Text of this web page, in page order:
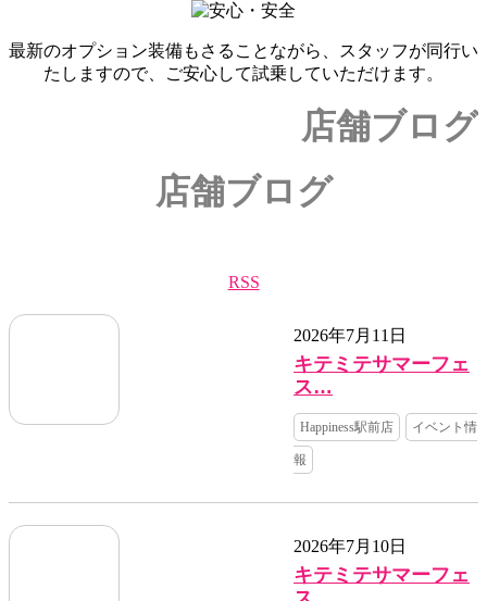
最新のオプション装備もさることながら、スタッフが同行い
たしますので、ご安心して試乗していただけます。
店舗ブログ
店舗ブログ
RSS
2026年7月11日
キテミテサマーフェ
ス…
Happiness駅前店 イベント情
報
2026年7月10日
キテミテサマーフェ